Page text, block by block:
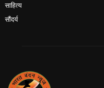
साहित्य
सौंदर्य